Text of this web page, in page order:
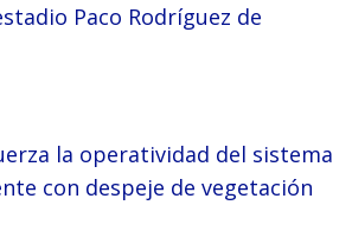
Paco Rodríguez de
la operatividad del sistema
con despeje de vegetación